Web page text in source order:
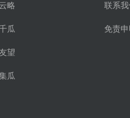
略
瓜
望
瓜
联系
免责